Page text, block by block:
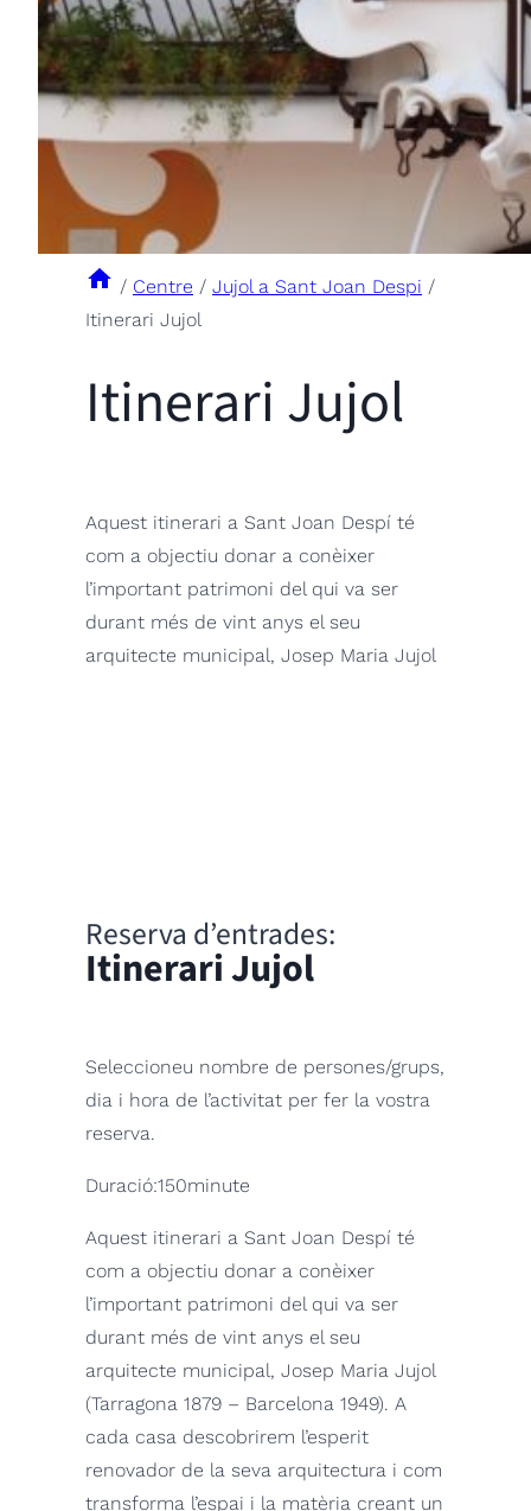
/ Centre / Jujol a Sant Joan Despi /
Itinerari Jujol
Itinerari Jujol
Aquest itinerari a Sant Joan Despí té
com a objectiu donar a conèixer
l’important patrimoni del qui va ser
durant més de vint anys el seu
arquitecte municipal, Josep Maria Jujol
Reserva d’entrades:
Itinerari Jujol
Seleccioneu nombre de persones/grups,
dia i hora de l’activitat per fer la vostra
reserva.
Duració:150minute
Aquest itinerari a Sant Joan Despí té
com a objectiu donar a conèixer
l’important patrimoni del qui va ser
durant més de vint anys el seu
arquitecte municipal, Josep Maria Jujol
(Tarragona 1879 – Barcelona 1949). A
cada casa descobrirem l’esperit
renovador de la seva arquitectura i com
transforma l’espai i la matèria creant un